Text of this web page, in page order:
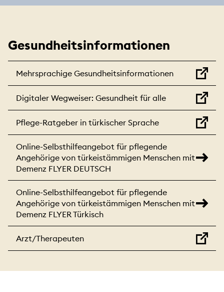
Gesundheitsinformationen
Mehrsprachige Gesundheitsinformationen
Digitaler Wegweiser: Gesundheit für alle
Pflege-Ratgeber in türkischer Sprache
Online-Selbsthilfeangebot für pflegende
Angehörige von türkeistämmigen Menschen mit
Demenz FLYER DEUTSCH
Online-Selbsthilfeangebot für pflegende
Angehörige von türkeistämmigen Menschen mit
Demenz FLYER Türkisch
Arzt/Therapeuten